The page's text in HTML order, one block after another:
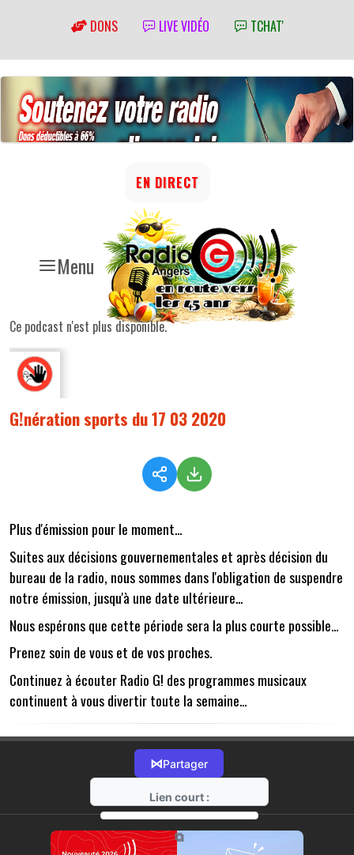
DONS LIVE VIDÉO TCHAT'
Menu
EN DIRECT
Ce podcast n'est plus disponible.
G!nération sports du 17 03 2020
Plus d'émission pour le moment...
Suites aux décisions gouvernementales et après décision du
bureau de la radio, nous sommes dans l'obligation de suspendre
notre émission, jusqu'à une date ultérieure...
Nous espérons que cette période sera la plus courte possible...
Prenez soin de vous et de vos proches.
Continuez à écouter Radio G! des programmes musicaux
continuent à vous divertir toute la semaine...
⋈Partager
Lien court :
https://radio-g.fr?1768
⧉